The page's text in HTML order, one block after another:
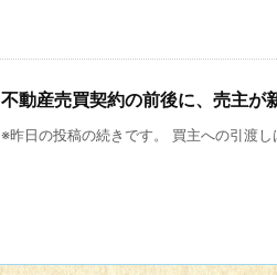
不動産売買契約の前後に、売主が
※昨日の投稿の続きです。 買主への引渡